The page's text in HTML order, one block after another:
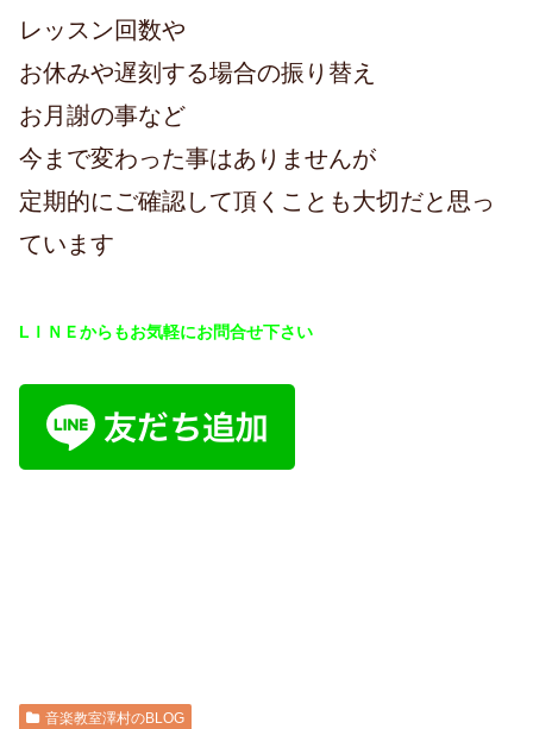
レッスン回数や
お休みや遅刻する場合の振り替え
お月謝の事など
今まで変わった事はありませんが
定期的にご確認して頂くことも大切だと思っ
ています
LＩＮＥからもお気軽にお問合せ下さい
音楽教室澤村のBLOG